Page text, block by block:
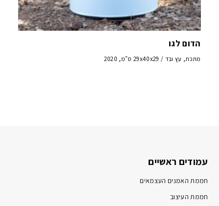
הדום לגו
מתכת, עץ ובד / 29x40x29 ס"מ, 2020
עמודים ראשיים
חממת האמנים העצמאים
חממת העיצוב